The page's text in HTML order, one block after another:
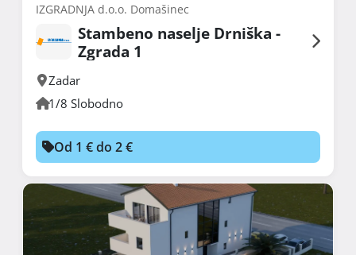
IZGRADNJA d.o.o. Domašinec
Stambeno naselje Drniška -
Zgrada 1
Zadar
1/8 Slobodno
Od 1 € do 2 €